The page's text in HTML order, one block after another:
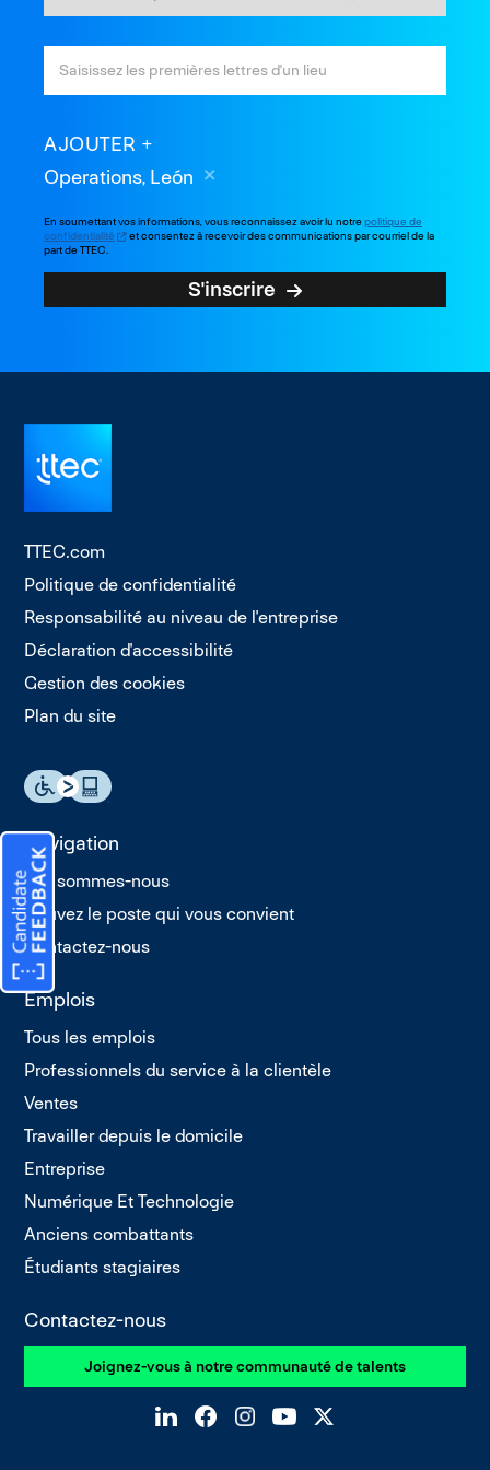
AJOUTER
Operations, León
En soumettant vos informations, vous reconnaissez avoir lu notrepolitique de
confidentialité
et consentez à recevoir des communications par courriel de la
part de TTEC.
S'inscrire
TTEC.com
Politique de confidentialité
Responsabilité au niveau de l'entreprise
Déclaration d'accessibilité
Gestion des cookies
Plan du site
Navigation
Qui sommes-nous
Trouvez le poste qui vous convient
Contactez-nous
Emplois
Tous les emplois
Professionnels du service à la clientèle
Ventes
Travailler depuis le domicile
Entreprise
Numérique Et Technologie
Anciens combattants
Étudiants stagiaires
Contactez-nous
Joignez-vous à notre communauté de talents